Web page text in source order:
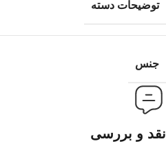
توضیحات دسته
جنس
نقد و بررسی